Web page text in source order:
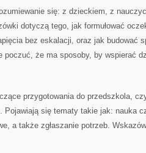
się: z dzieckiem, z
dotyczą tego, jak formułować
bez eskalacji, oraz jak budować
poczuć, że ma sposoby, by wspierać
przygotowania do przedszkola,
Pojawiają się tematy takie jak: nauka
a także zgłaszanie potrzeb.